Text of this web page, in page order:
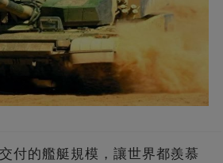
付的艦艇規模，讓世界都羨慕